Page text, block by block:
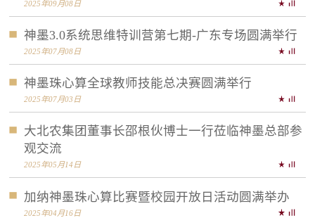
2025年09月08日
神墨3.0系统思维特训营第七期-广东专场圆满举行
2025年07月08日
神墨珠心算全球教师技能总决赛圆满举行
2025年07月03日
大北农集团董事长邵根伙博士一行莅临神墨总部参
观交流
2025年05月14日
加纳神墨珠心算比赛暨校园开放日活动圆满举办
2025年04月16日